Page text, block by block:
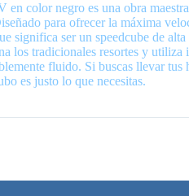
color negro es una obra
para ofrecer la máxima
significa ser un speedcube de
los tradicionales resortes y utiliza
fluido. Si buscas llevar tus
es justo lo que necesitas.